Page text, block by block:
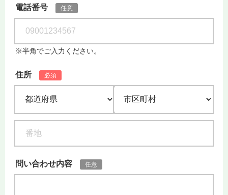
電話番号 任意
※半角でご入力ください。
住所 必須
問い合わせ内容 任意